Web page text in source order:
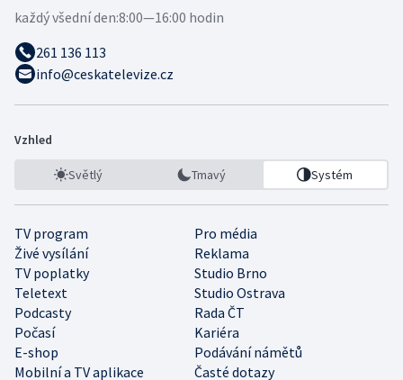
každý všední den:8:00—16:00 hodin
261 136 113
info@ceskatelevize.cz
Vzhled
Světlý Tmavý Systém
TV program
Pro média
Živé vysílání
Reklama
TV poplatky
Studio Brno
Teletext
Studio Ostrava
Podcasty
Rada ČT
Počasí
Kariéra
E-shop
Podávání námětů
Mobilní a TV aplikace
Časté dotazy